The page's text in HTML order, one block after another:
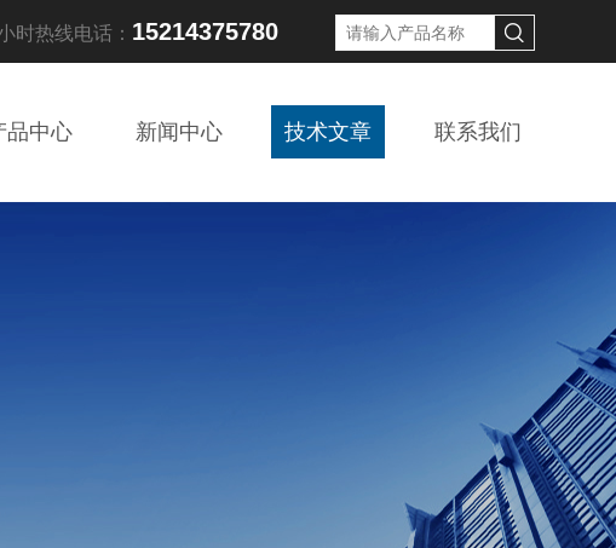
时热线电话： 15214375780
品中心 新闻中心 技术文章 联系我们